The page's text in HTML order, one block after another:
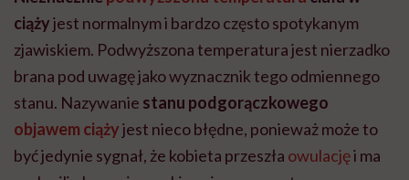
ciążyjest normalnym i bardzo często spotykanym
zjawiskiem. Podwyższona temperatura jest nierzadko
brana pod uwagę jako wyznacznik tego odmiennego
stanu. Nazywanie stanu podgorączkowego
objawem ciążyjest nieco błędne, ponieważ może to
być jedynie sygnał, że kobieta przeszła owulacjęi ma